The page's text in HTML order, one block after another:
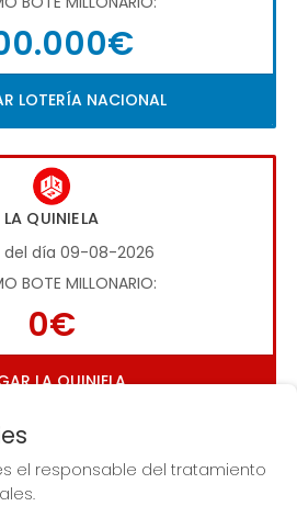
LOTERÍA NACIONAL
LA QUINIELA
del día 09-08-2026
BOTE MILLONARIO:
0€
LA QUINIELA
es el responsable del tratamiento